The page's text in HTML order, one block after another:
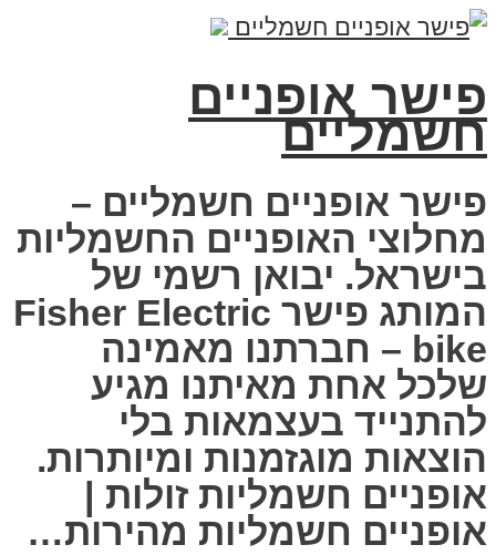
פישר אופניים
חשמליים
פישר אופניים חשמליים –
מחלוצי האופניים החשמליות
בישראל. יבואן רשמי של
המותג פישר Fisher Electric
bike – חברתנו מאמינה
שלכל אחת מאיתנו מגיע
להתנייד בעצמאות בלי
הוצאות מוגזמנות ומיותרות.
אופניים חשמליות זולות |
אופניים חשמליות מהירות…